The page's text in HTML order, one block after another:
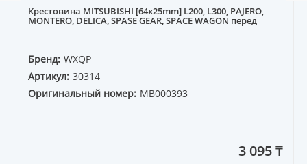
Крестовина MITSUBISHI [64x25mm] L200, L300, PAJERO,
MONTERO, DELICA, SPASE GEAR, SPACE WAGON перед
Бренд: WXQP
Артикул: 30314
Оригинальный номер: MB000393
3 095 ₸